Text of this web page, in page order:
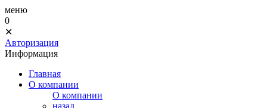
меню
0
✕
Авторизация
Информация
Главная
О компании
О компании
назад